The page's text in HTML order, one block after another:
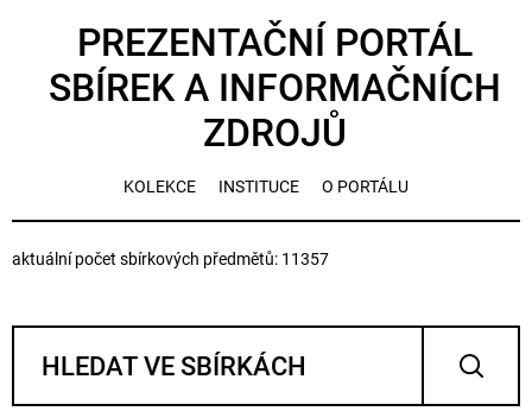
PREZENTAČNÍ PORTÁL
SBÍREK A INFORMAČNÍCH
ZDROJŮ
KOLEKCE INSTITUCE O PORTÁLU
aktuální počet sbírkových předmětů: 11357